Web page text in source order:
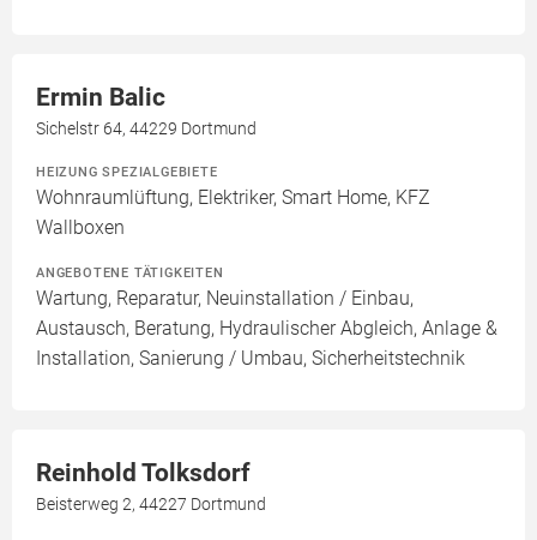
Ermin Balic
Sichelstr 64, 44229 Dortmund
HEIZUNG SPEZIALGEBIETE
Wohnraumlüftung, Elektriker, Smart Home, KFZ
Wallboxen
ANGEBOTENE TÄTIGKEITEN
Wartung, Reparatur, Neuinstallation / Einbau,
Austausch, Beratung, Hydraulischer Abgleich, Anlage &
Installation, Sanierung / Umbau, Sicherheitstechnik
Reinhold Tolksdorf
Beisterweg 2, 44227 Dortmund